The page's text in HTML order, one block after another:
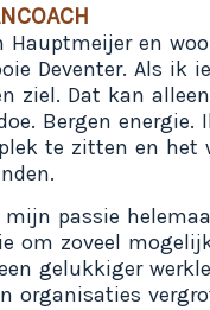
Hauptmeijer en
Deventer. Als ik
ziel. Dat kan
Bergen energie.
te zitten en het
passie
om zoveel
gelukkiger
organisaties